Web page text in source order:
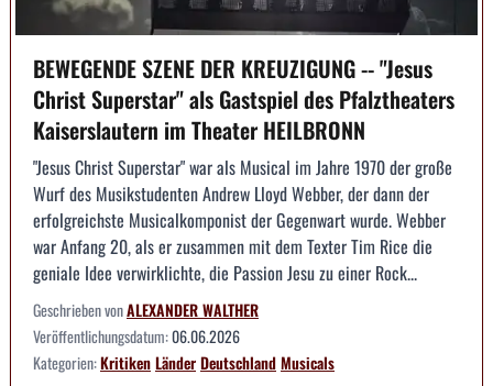
BEWEGENDE SZENE DER KREUZIGUNG -- "Jesus
Christ Superstar" als Gastspiel des Pfalztheaters
Kaiserslautern im Theater HEILBRONN
"Jesus Christ Superstar" war als Musical im Jahre 1970 der große
Wurf des Musikstudenten Andrew Lloyd Webber, der dann der
erfolgreichste Musicalkomponist der Gegenwart wurde. Webber
war Anfang 20, als er zusammen mit dem Texter Tim Rice die
geniale Idee verwirklichte, die Passion Jesu zu einer Rock...
Geschrieben vonALEXANDER WALTHER
Veröffentlichungsdatum:06.06.2026
Kategorien:KritikenLänderDeutschlandMusicals